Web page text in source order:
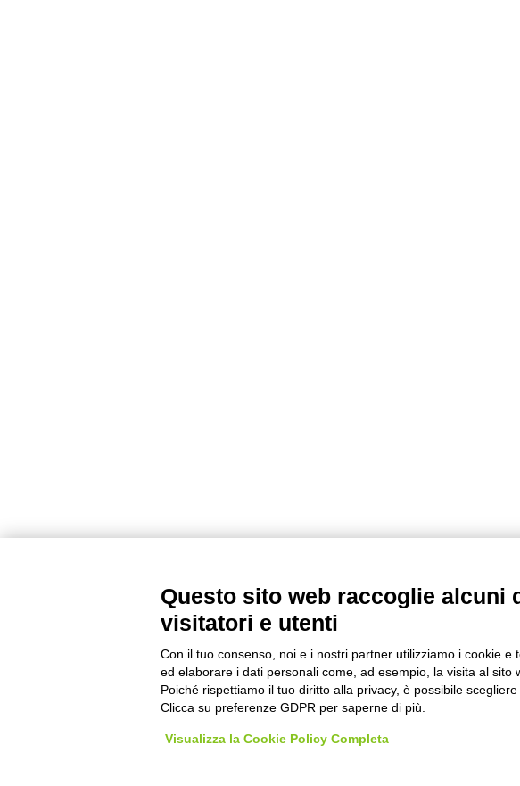
©2020 GFBONLUS.IT - GRUPPO FAMILIARI BETA-SARCOGLICANOPATIE
INFO@BETA-SARCOGLICANOPATIE.IT
TALAMONA - SO ITALIA
Questo sito web raccoglie alcuni
visitatori e utenti
Con il tuo consenso, noi e i nostri partner utilizziamo i cookie e
ed elaborare i dati personali come, ad esempio, la visita al sito
Poiché rispettiamo il tuo diritto alla privacy, è possibile
Clicca su preferenze GDPR per saperne di più.
Visualizza la Cookie Policy Completa